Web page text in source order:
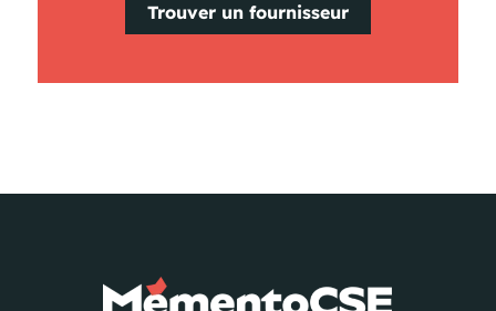
Trouver un fournisseur